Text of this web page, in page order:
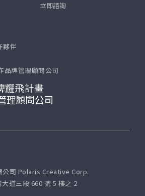
立即諮詢
夥伴
品牌管理顧問公司
公司 Polaris Creative Corp.
道三段 660 號 5 樓之 2